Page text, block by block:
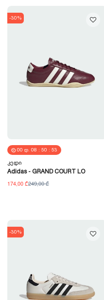
-30%
00 Დ. 08 : 50 : 52
Კედი
Adidas - GRAND COURT LO
174,00 ₾249,00 ₾
-30%